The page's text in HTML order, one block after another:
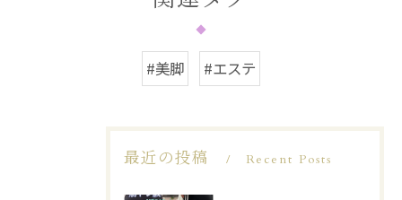
#美脚 #エステ
最近の投稿 Recent Posts